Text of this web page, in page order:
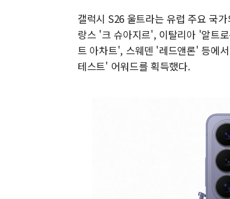
갤럭시 S26 울트라는 유럽 주요 국
랑스 '크 슈아지르', 이탈리아 '알트
트 아차트', 스웨덴 '레드앤론' 등에
테스트' 어워드를 획득했다.